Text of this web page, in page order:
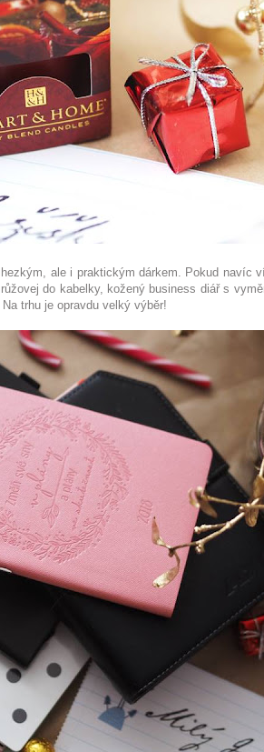
ale i praktickým dárkem. Pokud navíc
do kabelky, kožený business diář s
Na trhu je opravdu velký výběr!